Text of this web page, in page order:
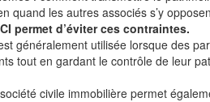
quand les autres associés s’y
permet d’éviter ces contraintes.
généralement utilisée lorsque des
tout en gardant le contrôle de leur
civile immobilière permet